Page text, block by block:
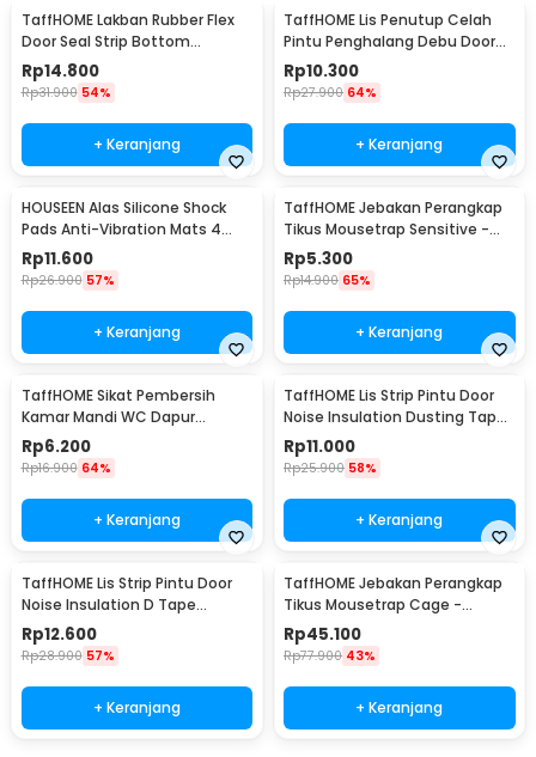
TaffHOME Lakban Rubber Flex
Door Seal Strip Bottom
Waterproof 45mmx5M - TP39
Rp14.800
Rp31.900 54%
+ Keranjang
TaffHOME Lis Penutup Celah
Pintu Penghalang Debu Door
Bottom Seal 1M - LQ7
Rp10.300
Rp27.900 64%
+ Keranjang
HOUSEEN Alas Silicone Shock
Pads Anti-Vibration Mats 4
PCS - NY522
Rp11.600
Rp26.900 57%
+ Keranjang
TaffHOME Jebakan Perangkap
Tikus Mousetrap Sensitive -
ZL-2021
Rp5.300
Rp14.900 65%
+ Keranjang
TaffHOME Sikat Pembersih
Kamar Mandi WC Dapur
Sponge Brush - 8211
Rp6.200
Rp16.900 64%
+ Keranjang
TaffHOME Lis Strip Pintu Door
Noise Insulation Dusting Tape
5Mx9mmx9mm - KK-061
Rp11.000
Rp25.900 58%
+ Keranjang
TaffHOME Lis Strip Pintu Door
Noise Insulation D Tape
9x6mm 10M - KK-062
Rp12.600
Rp28.900 57%
+ Keranjang
TaffHOME Jebakan Perangkap
Tikus Mousetrap Cage -
HU1999
Rp45.100
Rp77.900 43%
+ Keranjang